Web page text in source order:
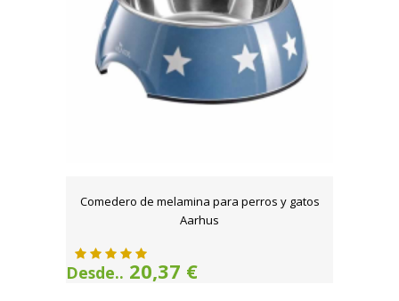
Comedero de melamina para perros y gatos
Aarhus
Desde.. 20,37 €